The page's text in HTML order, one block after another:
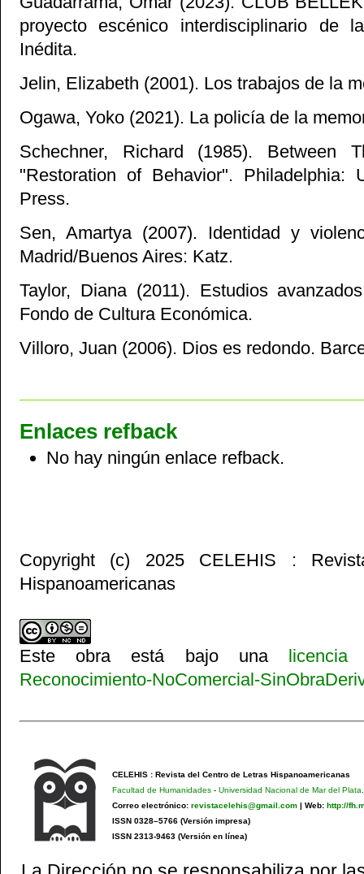
proyecto escénico interdisciplinario de
Inédita.
Jelin, Elizabeth (2001). Los trabajos de la
Ogawa, Yoko (2021). La policía de la
Schechner, Richard (1985). Between
"Restoration of Behavior". Philadelphia:
Press.
Sen, Amartya (2007). Identidad y
Madrid/Buenos Aires: Katz.
Taylor, Diana (2011). Estudios
Fondo de Cultura Económica.
Villoro, Juan (2006). Dios es redondo.
Enlaces refback
No hay ningún enlace refback.
Copyright (c) 2025 CELEHIS :
Hispanoamericanas
Este obra está bajo una
Reconocimiento-NoComercial-
CELEHIS : Revista del Centro de Letras Hispanoamericanas
Facultad de Humanidades- Universidad Nacional de Mar del Plata.
Correo electrónico: revistacelehis@gmail.com| Web: http://
ISSN 0328–5766 (Versión impresa)
ISSN 2313-9463 (Versión en línea)